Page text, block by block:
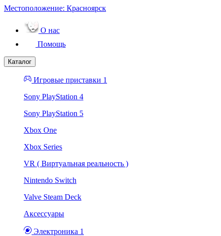
Местоположение: Красноярск
О нас
Помощь
Каталог
Игровые приставки 1
Sony PlayStation 4
Sony PlayStation 5
Xbox One
Xbox Series
VR ( Виртуальная реальность )
Nintendo Switch
Valve Steam Deck
Аксессуары
Электроника 1